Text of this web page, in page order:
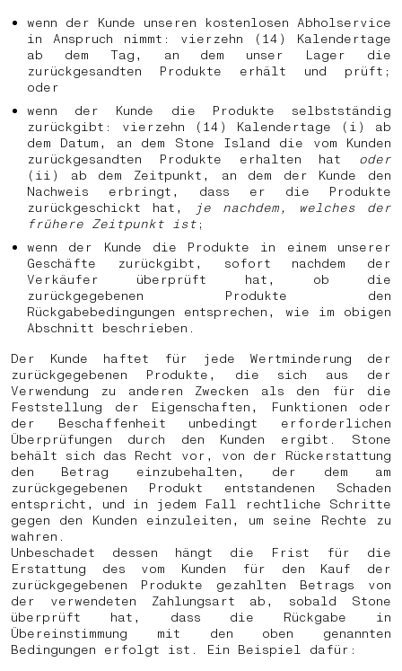
wenn der Kunde unseren kostenlosen Abholservice
in Anspruch nimmt: vierzehn (14) Kalendertage
ab dem Tag, an dem unser Lager die
zurückgesandten Produkte erhält und prüft;
oder
wenn der Kunde die Produkte selbstständig
zurückgibt: vierzehn (14) Kalendertage (i) ab
dem Datum, an dem Stone Island die vom Kunden
zurückgesandten Produkte erhalten hat oder
(ii) ab dem Zeitpunkt, an dem der Kunde den
Nachweis erbringt, dass er die Produkte
zurückgeschickt hat,
je nachdem, welches der
frühere Zeitpunkt ist ;
wenn der Kunde die Produkte in einem unserer
Geschäfte zurückgibt, sofort nachdem der
Verkäufer überprüft hat, ob die
zurückgegebenen Produkte den
Rückgabebedingungen entsprechen, wie im obigen
Abschnitt beschrieben.
Der Kunde haftet für jede Wertminderung der
zurückgegebenen Produkte, die sich aus der
Verwendung zu anderen Zwecken als den für die
Feststellung der Eigenschaften, Funktionen oder
der Beschaffenheit unbedingt erforderlichen
Überprüfungen durch den Kunden ergibt. Stone
behält sich das Recht vor, von der Rückerstattung
den Betrag einzubehalten, der dem am
zurückgegebenen Produkt entstandenen Schaden
entspricht, und in jedem Fall rechtliche Schritte
gegen den Kunden einzuleiten, um seine Rechte zu
wahren.
Unbeschadet dessen hängt die Frist für die
Erstattung des vom Kunden für den Kauf der
zurückgegebenen Produkte gezahlten Betrags von
der verwendeten Zahlungsart ab, sobald Stone
überprüft hat, dass die Rückgabe in
Übereinstimmung mit den oben genannten
Bedingungen erfolgt ist. Ein Beispiel dafür: